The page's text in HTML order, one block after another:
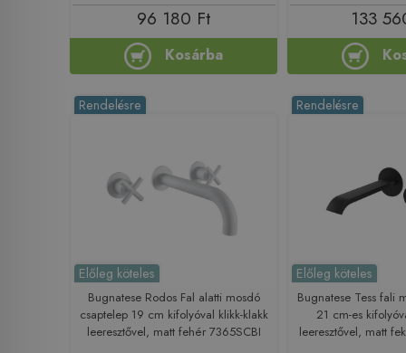
96 180 Ft
Kosárba
133
Rendelésre
Előleg köteles
Bugnatese Rodos Fal alatti mosdó
csaptelep 19 cm kifolyóval klikk-klakk
leeresztővel, matt fehér 7365SCBI
Rendelésre
Előleg köteles
Bugnatese Tess fali
21 cm-es
leeresztővel, matt